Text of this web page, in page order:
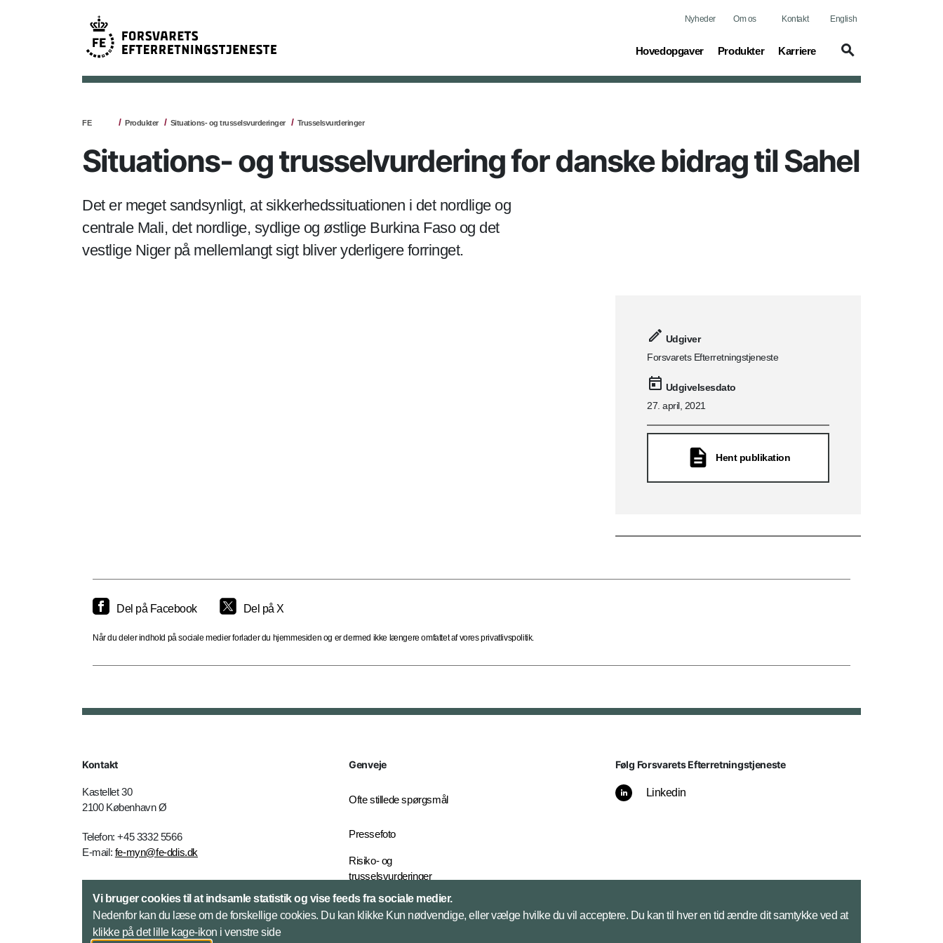
Nyheder Om os Kontakt English
Hovedopgaver
(current) Produkter
(current) Karriere
(current)
FE Produkter Situations- og trusselsvurderinger Trusselsvurderinger
Situations- og trusselvurdering for danske bidrag til Sahel
Det er meget sandsynligt, at sikkerhedssituationen i det nordlige og
centrale Mali, det nordlige, sydlige og østlige Burkina Faso og det
vestlige Niger på mellemlangt sigt bliver yderligere forringet.
Udgiver
Forsvarets Efterretningstjeneste
Udgivelsesdato
27. april, 2021
Hent publikation
Del på Facebook Del på X
Når du deler indhold på sociale medier forlader du hjemmesiden og er dermed ikke længere omfattet af vores privatlivspolitik.
Kontakt
Kastellet 30
2100 København Ø
Telefon: +45 3332 5566
E-mail: fe-myn@fe-ddis.dk
Genveje
Ofte stillede spørgsmål
Pressefoto
Risiko- og
trusselsvurderinger
Ekstern
whistleblowerordning for
Følg Forsvarets Efterretningstjeneste
Linkedin
Vi bruger cookies til at indsamle statistik og vise feeds fra sociale medier.
Nedenfor kan du læse om de forskellige cookies. Du kan klikke Kun nødvendige, eller vælge hvilke du vil acceptere. Du kan til hver en tid ændre dit samtykke ved at
klikke på det lille kage-ikon i venstre side